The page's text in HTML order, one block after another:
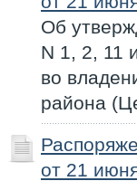
Об
N 1, 2, 11
во
района
от 21